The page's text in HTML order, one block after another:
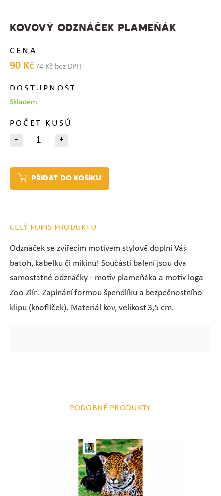
KOVOVÝ ODZNÁČEK PLAMEŇÁK
CENA
90 Kč 74 Kč bez DPH
DOSTUPNOST
Skladem
POČET KUSŮ
-
+
PŘIDAT DO KOŠÍKU
CELÝ POPIS PRODUKTU
Odznáček se zvířecím motivem stylově doplní Váš
batoh, kabelku či mikinu! Součástí balení jsou dva
samostatné odznáčky - motiv plameňáka a motiv loga
Zoo Zlín. Zapínání formou špendlíku a bezpečnostního
klipu (knoflíček). Materiál kov, velikost 3,5 cm.
PODOBNÉ PRODUKTY